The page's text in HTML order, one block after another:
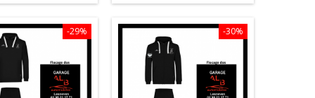
-29% -30%